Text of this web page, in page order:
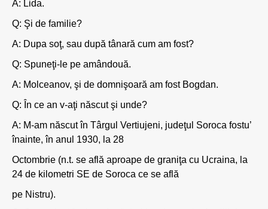
A: Lida.
Q: Şi de familie?
A: Dupa soţ, sau după tânară cum am fost?
Q: Spuneţi-le pe amândouă.
A: Molceanov, şi de domnişoară am fost Bogdan.
Q: În ce an v-aţi născut şi unde?
A: M-am născut în Târgul Vertiujeni, judeţul Soroca fostu’
înainte, în anul 1930, la 28
Octombrie (n.t. se află aproape de graniţa cu Ucraina, la
24 de kilometri SE de Soroca ce se află
pe Nistru).